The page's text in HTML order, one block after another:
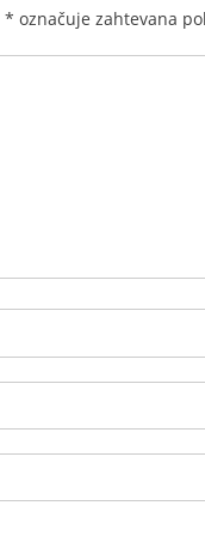
* označuje zahtevana